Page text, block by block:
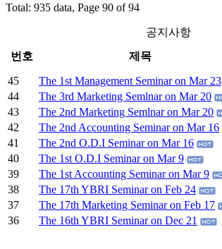
Total: 935 data, Page 90 of 94
공지사항
번호
제목
45
The 1st Management Seminar on Mar 23
44
The 3rd Marketing Semlnar on Mar 20
43
The 2nd Marketing Semlnar on Mar 20
42
The 2nd Accounting Seminar on Mar 16
41
The 2nd O.D.I Seminar on Mar 16
40
The 1st O.D.I Seminar on Mar 9
39
The 1st Accounting Seminar on Mar 9
38
The 17th YBRI Seminar on Feb 24
37
The 17th Marketing Seminar on Feb 17
36
The 16th YBRI Seminar on Dec 21